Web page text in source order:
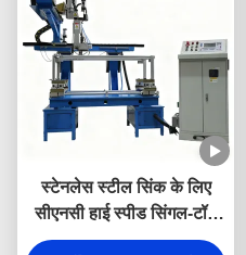
स्टेनलेस स्टील सिंक के लिए
सीएनसी हाई स्पीड सिंगल-टॉर्च
ऑटोमैटिक बेसिन लेजर वेल्डर